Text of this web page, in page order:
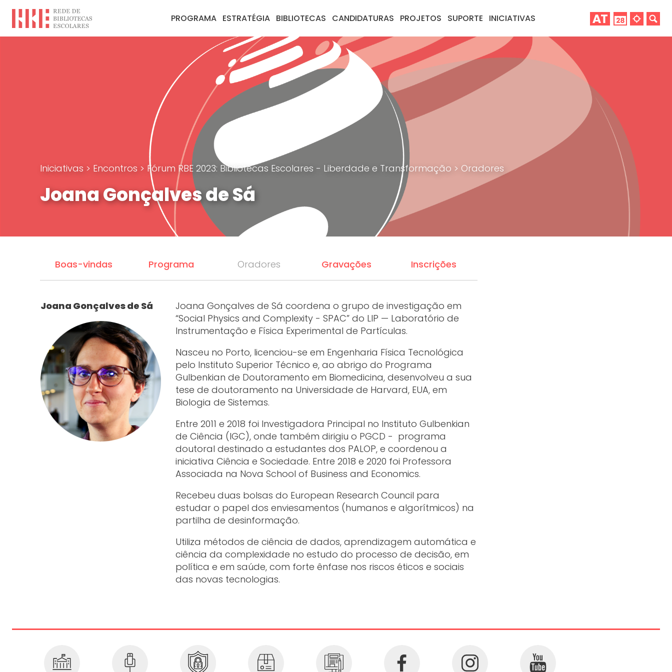
PROGRAMA ESTRATÉGIA BIBLIOTECAS CANDIDATURAS PROJETOS SUPORTE INICIATIVAS
Iniciativas > Encontros > Fórum RBE 2023: Bibliotecas Escolares - Liberdade e Transformação > Oradores
Joana Gonçalves de Sá
Boas-vindas Programa Oradores Gravações Inscrições
Joana Gonçalves de Sá
Joana Gonçalves de Sá coordena o grupo de investigação em
“Social Physics and Complexity - SPAC” do LIP — Laboratório de
Instrumentação e Física Experimental de Partículas.
Nasceu no Porto, licenciou-se em Engenharia Física Tecnológica
pelo Instituto Superior Técnico e, ao abrigo do Programa
Gulbenkian de Doutoramento em Biomedicina, desenvolveu a sua
tese de doutoramento na Universidade de Harvard, EUA, em
Biologia de Sistemas.
Entre 2011 e 2018 foi Investigadora Principal no Instituto Gulbenkian
de Ciência (IGC), onde também dirigiu o PGCD - programa
doutoral destinado a estudantes dos PALOP, e coordenou a
iniciativa Ciência e Sociedade. Entre 2018 e 2020 foi Professora
Associada na Nova School of Business and Economics.
Recebeu duas bolsas do European Research Council para
estudar o papel dos enviesamentos (humanos e algorítmicos) na
partilha de desinformação.
Utiliza métodos de ciência de dados, aprendizagem automática e
ciência da complexidade no estudo do processo de decisão, em
política e em saúde, com forte ênfase nos riscos éticos e sociais
das novas tecnologias.